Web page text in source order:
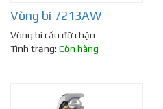
Vòng bi 7213AW
Vòng bi cầu đỡ chặn
Tình trạng: Còn hàng